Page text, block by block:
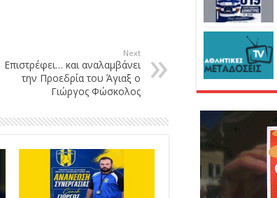
Next
Επιστρέφει… και αναλαμβάνει
την Προεδρία του Άγιαξ ο
Γιώργος Φώσκολος